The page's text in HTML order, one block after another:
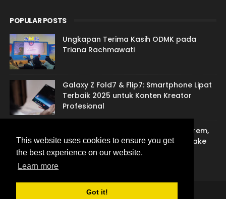
This website uses cookies to ensure you get
the best experience on our website.
Learn more
Got it!
POPULAR POSTS
Ungkapan Terima Kasih ODMK pada
Triana Rachmawati
Galaxy Z Fold7 & Flip7: Smartphone Lipat
Terbaik 2025 untuk Konten Kreator
Profesional
Jasa Sulih Suara Jawa: Suarane Marem,
Gandem Nengsemake lan Nentremake
THEMEXPOSE